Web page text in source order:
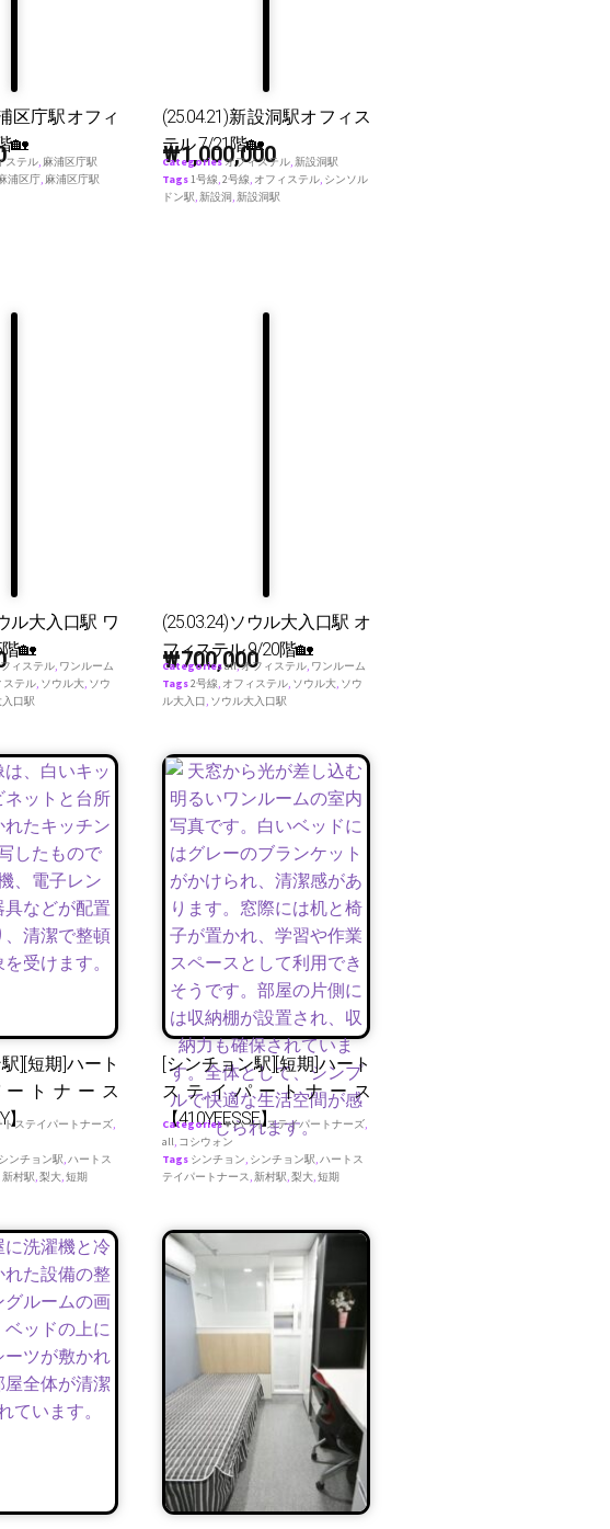
区庁駅オフィ
🏡
ステル, 麻浦区庁駅
浦区庁, 麻浦区庁駅
(25.04.21)新設洞駅オフィス
テル 7/21階🏡
₩1,000,000
Categoriesオフィステル,新設洞駅
Tags1号線,2号線, オフィステル, シンソル
ドン駅,新設洞,新設洞駅
ル大入口駅 ワ
🏡
ィステル, ワンルーム
ステル, ソウル大, ソウ
口駅
(25.03.24)ソウル大入口駅 オ
フィステル 9/20階🏡
₩700,000
Categoriesall,オフィステル, ワンルーム
Tags2号線, オフィステル, ソウル大, ソウ
ル大入口, ソウル大入口駅
][短期]ハート
トナース
】
トステイパートナーズ,
シンチョン駅,ハートス
新村駅,梨大,短期
[シンチョン駅][短期]ハート
ステイパートナース
【410YEESSE】
Categories♥ ハートステイパートナーズ,
all, コシウォン
Tags シンチョン, シンチョン駅,ハートス
テイパートナース,新村駅,梨大,短期